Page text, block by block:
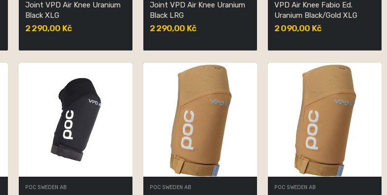
Joint VPD Air Knee Uranium
Black XLG
2 290,00 Kč
Joint VPD Air Knee Uranium
Black LRG
2 290,00 Kč
VPD Air Knee Fabio Ed.
Uranium Black/Gold XLG
2 090,00 Kč
POC SWEDEN AB POC SWEDEN AB POC SWEDEN AB